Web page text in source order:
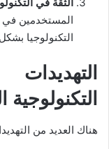
المستخدمين في
التكنولوجيا
التهديدات
التكنولوجية
هناك العديد من